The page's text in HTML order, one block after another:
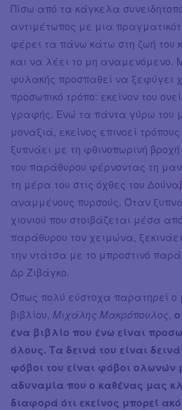
Πίσω από τα κάγκελα
αντιμέτωπος με μια
φέρει τα πάνω κάτω στη ζωή του
και να λέει το μη αναμενόμενο.
φυλακής προσπαθεί να ξεφύγει
προσωπικό τρόπο: εκείνον του
γραφής. Ενώ τα πάντα γύρω του
μοναξιά, εκείνος επινοεί
ξυπνάει με τη φθινοπωρινή
του παράθυρου φέρνοντας τη
τη μέρα του στις όχθες του
αναμμένους πυρσούς. Όταν
χιονιού που στοιβάζεται μέσα
παράθυρου τον χειμώνα,
την ντάτσα με το μπροστινό
Δρ Ζιβάγκο.
Όπως πολύ εύστοχα παρατηρεί ο
βιβλίου, Μιχάλης Μακρόπουλος
ένα βιβλίο που ένω είναι
όλους. Τα δεινά του είναι
φόβοι του είναι φόβοι ολωνών
αδυναμία που ο καθένας μας
διαφορά ότι εκείνος μπορεί